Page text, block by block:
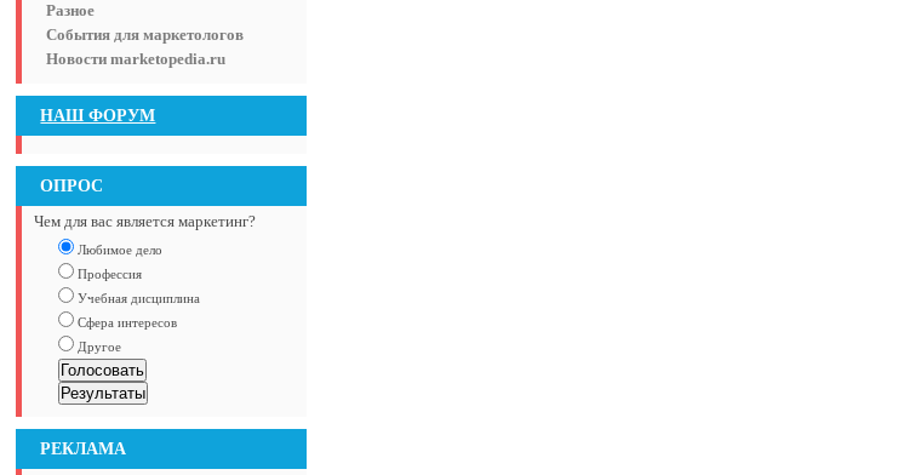
Разное
События для маркетологов
Новости marketopedia.ru
НАШ ФОРУМ
ОПРОС
Чем для вас является маркетинг?
Любимое дело
Профессия
Учебная дисциплина
Сфера интересов
Другое
РЕКЛАМА